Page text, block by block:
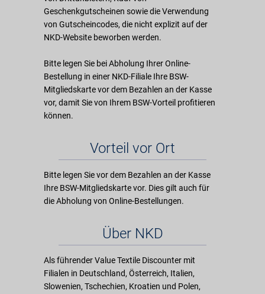
Geschenkgutscheinen sowie die Verwendung
von Gutscheincodes, die nicht explizit auf der
NKD-Website beworben werden.
Bitte legen Sie bei Abholung Ihrer Online-
Bestellung in einer NKD-Filiale Ihre BSW-
Mitgliedskarte vor dem Bezahlen an der Kasse
vor, damit Sie von Ihrem BSW-Vorteil profitieren
können.
Vorteil vor Ort
Bitte legen Sie vor dem Bezahlen an der Kasse
Ihre BSW-Mitgliedskarte vor. Dies gilt auch für
die Abholung von Online-Bestellungen.
Über NKD
Als führender Value Textile Discounter mit
Filialen in Deutschland, Österreich, Italien,
Slowenien, Tschechien, Kroatien und Polen,